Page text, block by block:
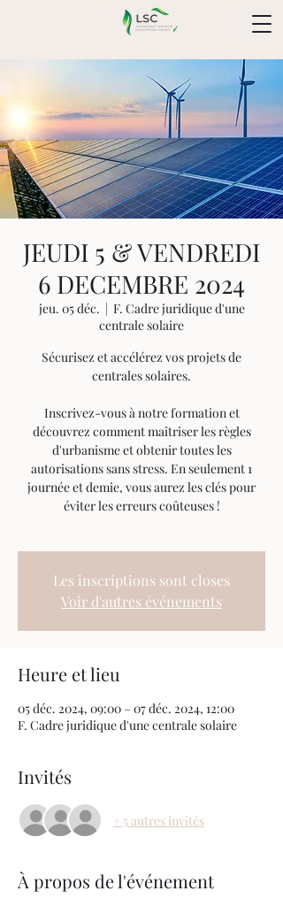
JEUDI 5 & VENDREDI
6 DECEMBRE 2024
jeu. 05 déc.
  |
F. Cadre juridique d'une
centrale solaire
Sécurisez et accélérez vos projets de
centrales solaires.
Inscrivez-vous à notre formation et
découvrez comment maîtriser les règles
d'urbanisme et obtenir toutes les
autorisations sans stress. En seulement 1
journée et demie, vous aurez les clés pour
éviter les erreurs coûteuses !
Les inscriptions sont closes
Voir d'autres événements
Heure et lieu
05 déc. 2024, 09:00 – 07 déc. 2024, 12:00
F. Cadre juridique d'une centrale solaire
Invités
+ 5 autres invités
À propos de l'événement